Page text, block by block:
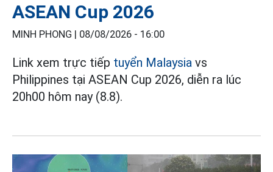
ASEAN Cup 2026
MINH PHONG | 08/08/2026 - 16:00
Link xem trực tiếp tuyển Malaysia vs
Philippines tại ASEAN Cup 2026, diễn ra lúc
20h00 hôm nay (8.8).